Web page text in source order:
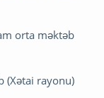
orta məktəb
(Xətai rayonu)